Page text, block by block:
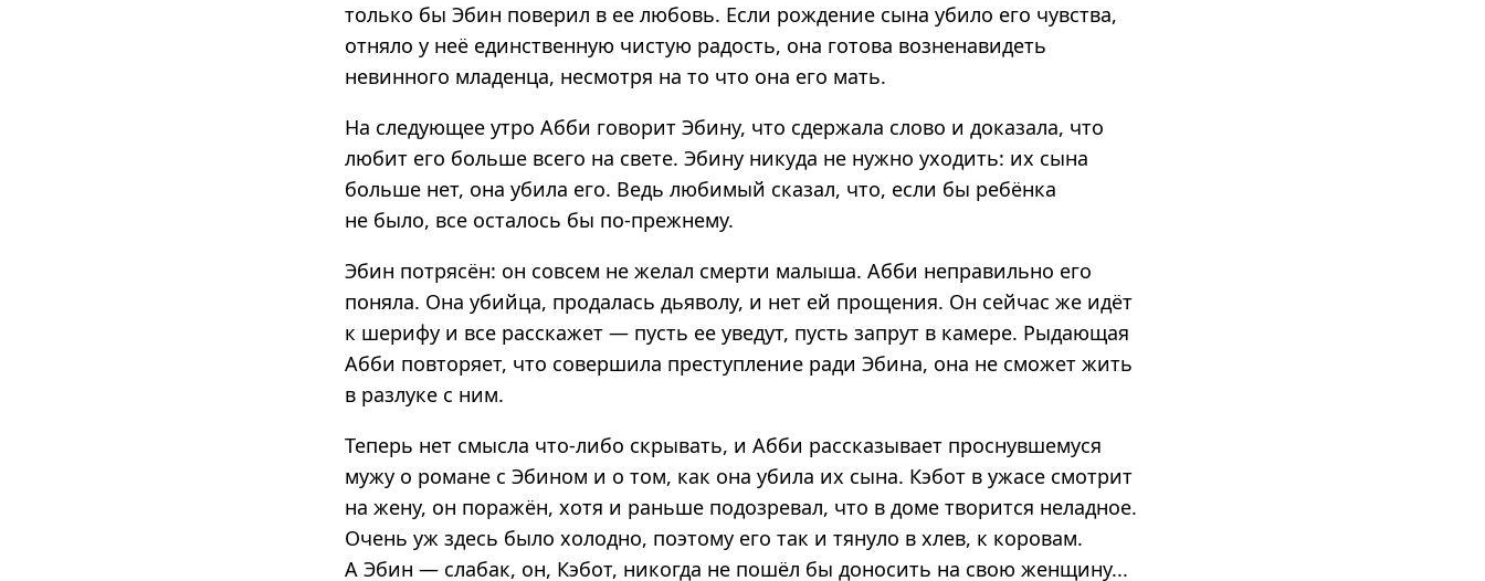
только бы Эбин поверил в ee любовь. Если рождение сына убило его чувства,
отняло у неё единственную чистую радость, она готова возненавидеть
невинного младенца, несмотря на то что она его мать.
На следующее утро Абби говорит Эбину, что сдержала слово и доказала, что
любит его больше всего на свете. Эбину никуда не нужно уходить: их сына
больше нет, она убила его. Ведь любимый сказал, что, если бы ребёнка
не было, все осталось бы по-прежнему.
Эбин потрясён: он совсем не желал смерти малыша. Абби неправильно его
поняла. Она убийца, продалась дьяволу, и нет ей прощения. Он сейчас же идёт
к шерифу и все расскажет — пусть ee уведут, пусть запрут в камере. Рыдающая
Абби повторяет, что совершила преступление ради Эбина, она не сможет жить
в разлуке с ним.
Теперь нет смысла что-либо скрывать, и Абби рассказывает проснувшемуся
мужу о романе с Эбином и о том, как она убила их сына. Кэбот в ужасе смотрит
на жену, он поражён, хотя и раньше подозревал, что в доме творится неладное.
Очень уж здесь было холодно, поэтому его так и тянуло в хлев, к коровам.
А Эбин — слабак, он, Кэбот, никогда не пошёл бы доносить на свою женщину...